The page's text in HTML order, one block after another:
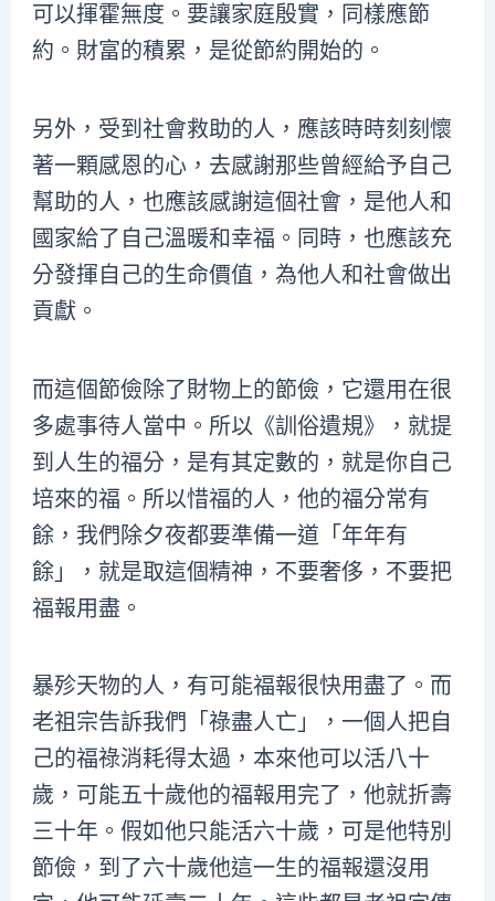
可以揮霍無度。要讓家庭殷實，同樣應節
約。財富的積累，是從節約開始的。
另外，受到社會救助的人，應該時時刻刻懷
著一顆感恩的心，去感謝那些曾經給予自己
幫助的人，也應該感謝這個社會，是他人和
國家給了自己溫暖和幸福。同時，也應該充
分發揮自己的生命價值，為他人和社會做出
貢獻。
而這個節儉除了財物上的節儉，它還用在很
多處事待人當中。所以《訓俗遺規》，就提
到人生的福分，是有其定數的，就是你自己
培來的福。所以惜福的人，他的福分常有
餘，我們除夕夜都要準備一道「年年有
餘」，就是取這個精神，不要奢侈，不要把
福報用盡。
暴殄天物的人，有可能福報很快用盡了。而
老祖宗告訴我們「祿盡人亡」，一個人把自
己的福祿消耗得太過，本來他可以活八十
歲，可能五十歲他的福報用完了，他就折壽
三十年。假如他只能活六十歲，可是他特別
節儉，到了六十歲他這一生的福報還沒用